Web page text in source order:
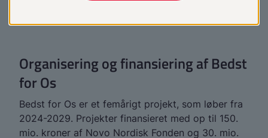
Organisering og finansiering af Bedst
for Os
Bedst for Os er et femårigt projekt, som løber fra
2024-2029. Projekter finansieret med op til 150.
mio. kroner af Novo Nordisk Fonden og 30. mio.